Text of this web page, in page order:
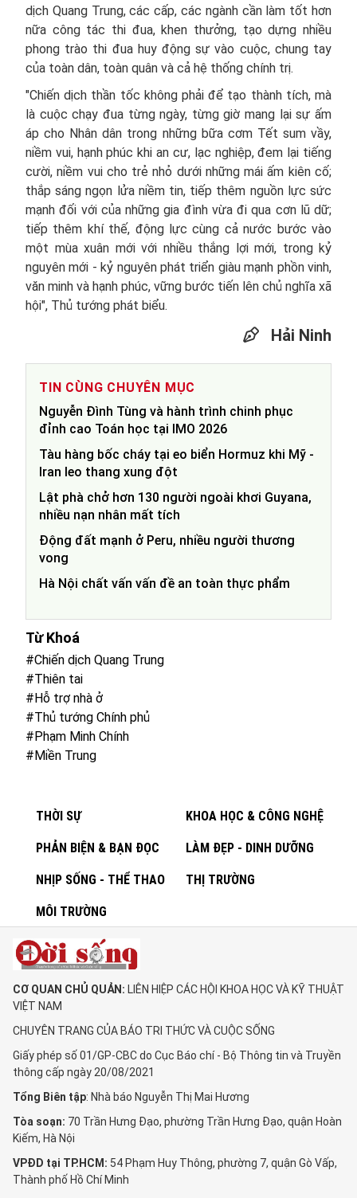
dịch Quang Trung, các cấp, các ngành cần làm tốt hơn
nữa công tác thi đua, khen thưởng, tạo dựng nhiều
phong trào thi đua huy động sự vào cuộc, chung tay
của toàn dân, toàn quân và cả hệ thống chính trị.
"Chiến dịch thần tốc không phải để tạo thành tích, mà
là cuộc chạy đua từng ngày, từng giờ mang lại sự ấm
áp cho Nhân dân trong những bữa cơm Tết sum vầy,
niềm vui, hạnh phúc khi an cư, lạc nghiệp, đem lại tiếng
cười, niềm vui cho trẻ nhỏ dưới những mái ấm kiên cố;
thắp sáng ngọn lửa niềm tin, tiếp thêm nguồn lực sức
mạnh đối với của những gia đình vừa đi qua cơn lũ dữ;
tiếp thêm khí thế, động lực cùng cả nước bước vào
một mùa xuân mới với nhiều thắng lợi mới, trong kỷ
nguyên mới - kỷ nguyên phát triển giàu mạnh phồn vinh,
văn minh và hạnh phúc, vững bước tiến lên chủ nghĩa xã
hội", Thủ tướng phát biểu.
Hải Ninh
TIN CÙNG CHUYÊN MỤC
Nguyễn Đình Tùng và hành trình chinh phục
đỉnh cao Toán học tại IMO 2026
Tàu hàng bốc cháy tại eo biển Hormuz khi Mỹ -
Iran leo thang xung đột
Lật phà chở hơn 130 người ngoài khơi Guyana,
nhiều nạn nhân mất tích
Động đất mạnh ở Peru, nhiều người thương
vong
Hà Nội chất vấn vấn đề an toàn thực phẩm
Từ Khoá
#Chiến dịch Quang Trung
#Thiên tai
#Hỗ trợ nhà ở
#Thủ tướng Chính phủ
#Phạm Minh Chính
#Miền Trung
THỜI SỰ KHOA HỌC & CÔNG NGHỆ
PHẢN BIỆN & BẠN ĐỌC LÀM ĐẸP - DINH DƯỠNG
NHỊP SỐNG - THỂ THAO THỊ TRƯỜNG
MÔI TRƯỜNG
CƠ QUAN CHỦ QUẢN: LIÊN HIỆP CÁC HỘI KHOA HỌC VÀ KỸ THUẬT
VIỆT NAM
CHUYÊN TRANG CỦA BÁO TRI THỨC VÀ CUỘC SỐNG
Giấy phép số 01/GP-CBC do Cục Báo chí - Bộ Thông tin và Truyền
thông cấp ngày 20/08/2021
Tổng Biên tập: Nhà báo Nguyễn Thị Mai Hương
Tòa soạn: 70 Trần Hưng Đạo, phường Trần Hưng Đạo, quận Hoàn
Kiếm, Hà Nội
VPĐD tại TP.HCM: 54 Phạm Huy Thông, phường 7, quận Gò Vấp,
Thành phố Hồ Chí Minh